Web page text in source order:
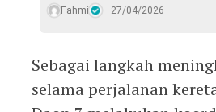
Fahmi 27/04/2026
Sebagai langkah
selama perjalanan